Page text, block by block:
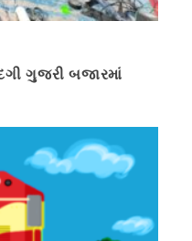
ગુજરી બજારમાં